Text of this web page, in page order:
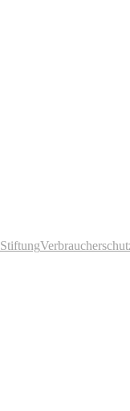
Stiftung